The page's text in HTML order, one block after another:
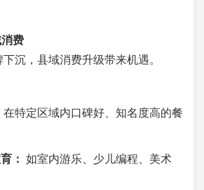
费
沉，县域消费升级带来机遇。
在特定区域内口碑好、知名度高的餐
： 如室内游乐、少儿编程、美术